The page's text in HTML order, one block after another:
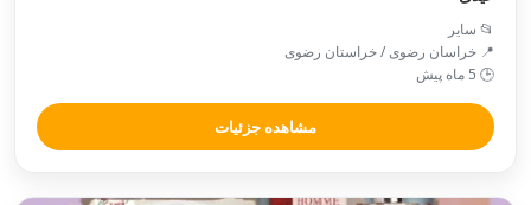
📂 سایر
📍 خراسان رضوی / خراستان رضوی
🕒 5 ماه پیش
مشاهده جزئیات